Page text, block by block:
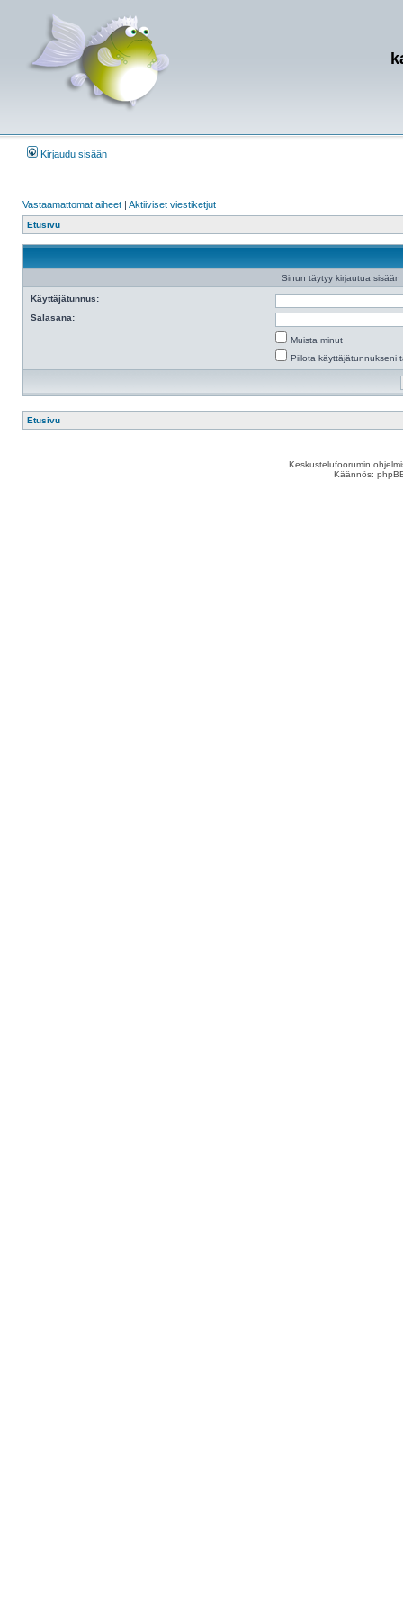
Kirjaudu sisään
Vastaamattomat aiheet | Aktiiviset viestiketjut
Etusivu
Sinun täytyy kirjautua
Käyttäjätunnus:
Salasana:
Muista minut
Piilota käyttäjätunnukseni
Etusivu
Keskustelufoorumin
Käännös: